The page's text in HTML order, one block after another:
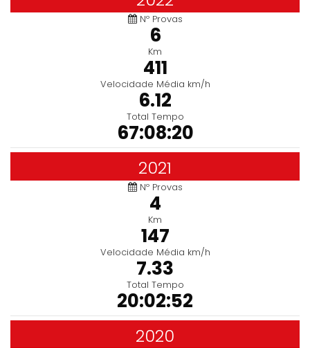
Nº Provas
6
Km
411
Velocidade Média km/h
6.12
Total Tempo
67:08:20
2021
Nº Provas
4
Km
147
Velocidade Média km/h
7.33
Total Tempo
20:02:52
2020